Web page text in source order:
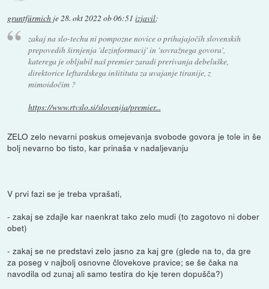
gruntfürmich je28. okt 2022 ob 06:51 izjavil:
zakaj na slo-techu ni pompozne novice o prihajajočih slovenskih
prepovedih širnjenja 'dezinformacij' in 'sovražnega govora',
katerega je obljubil naš premier zaradi prerivanja debeluške,
direktorice leftardskega inšitituta za uvajanje tiranije, z
mimoidočim ?
https://www.rtvslo.si/slovenija/premier...
ZELO zelo nevarni poskus omejevanja svobode govora je tole in še
bolj nevarno bo tisto, kar prinaša v nadaljevanju
V prvi fazi se je treba vprašati,
- zakaj se zdajle kar naenkrat tako zelo mudi (to zagotovo ni dober
obet)
- zakaj se ne predstavi zelo jasno za kaj gre (glede na to, da gre
za poseg v najbolj osnovne človekove pravice; se še čaka na
navodila od zunaj ali samo testira do kje teren dopušča?)